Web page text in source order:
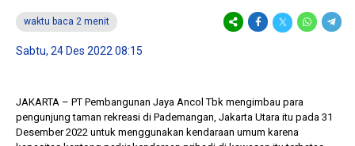
waktu baca 2 menit
Sabtu, 24 Des 2022 08:15
JAKARTA – PT Pembangunan Jaya Ancol Tbk mengimbau para
pengunjung taman rekreasi di Pademangan, Jakarta Utara itu pada 31
Desember 2022 untuk menggunakan kendaraan umum karena